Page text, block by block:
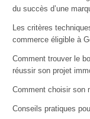
du succès d’une
Les critères
commerce éligible à
Comment trouver le
réussir son projet
Comment choisir son
Conseils pratiques